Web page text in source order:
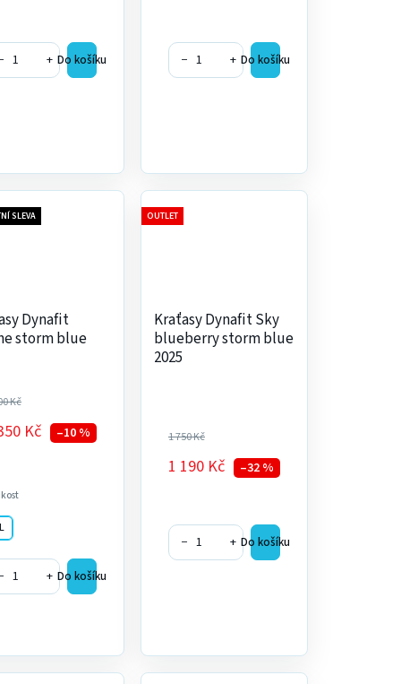
+ Do košíku − + Do košíku
SLEVA
Dynafit
storm blue
Kč
Kč –10 %
+ Do košíku
OUTLET
Kraťasy Dynafit Sky
blueberry storm blue
2025
1 750 Kč
1 190 Kč –32 %
− + Do košíku